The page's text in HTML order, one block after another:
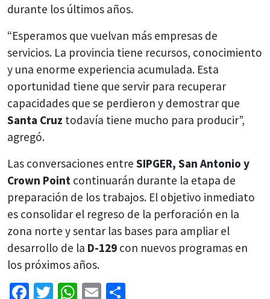
durante los últimos años.
“Esperamos que vuelvan más empresas de
servicios. La provincia tiene recursos, conocimiento
y una enorme experiencia acumulada. Esta
oportunidad tiene que servir para recuperar
capacidades que se perdieron y demostrar que
Santa Cruz todavía tiene mucho para producir”,
agregó.
Las conversaciones entre SIPGER, San Antonio y
Crown Point continuarán durante la etapa de
preparación de los trabajos. El objetivo inmediato
es consolidar el regreso de la perforación en la
zona norte y sentar las bases para ampliar el
desarrollo de la D-129 con nuevos programas en
los próximos años.
Facebook
Twitter
WhatsApp
Email